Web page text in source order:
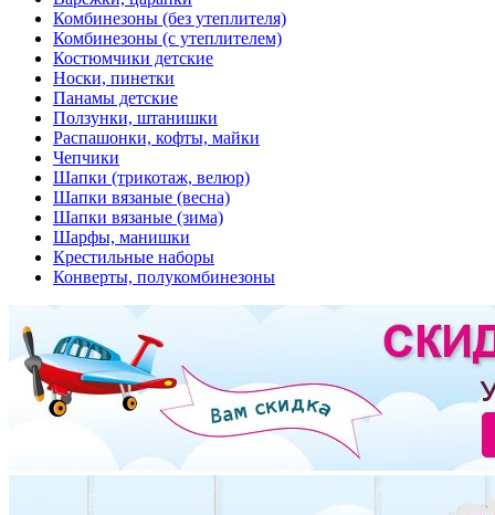
Комбинезоны (без утеплителя)
Комбинезоны (с утеплителем)
Костюмчики детские
Носки, пинетки
Панамы детские
Ползунки, штанишки
Распашонки, кофты, майки
Чепчики
Шапки (трикотаж, велюр)
Шапки вязаные (весна)
Шапки вязаные (зима)
Шарфы, манишки
Крестильные наборы
Конверты, полукомбинезоны